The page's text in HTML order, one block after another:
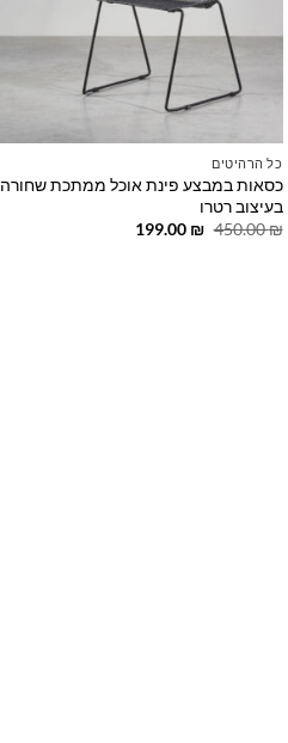
כל הרהיטים
כסאות במבצע פינת אוכל ממתכת שחורה
בעיצוב רטרו
450.00₪
המחיר
199.00 ₪
המחיר